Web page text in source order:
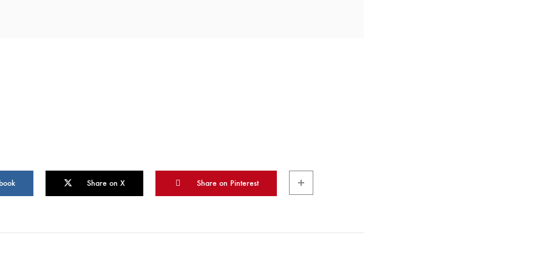
Share on X Share on Pinterest